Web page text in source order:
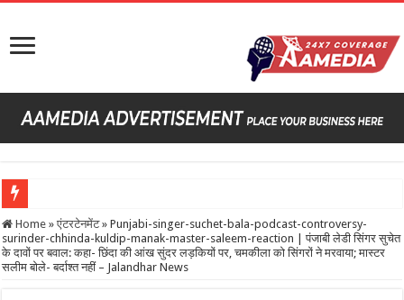
Cashfree Payments Startup Support & Nepal PM Meet
New Vehicle Fuel Norms 2027
Home » एंटरटेनमेंट » Punjabi-singer-suchet-bala-podcast-controversy-
surinder-chhinda-kuldip-manak-master-saleem-reaction | पंजाबी लेडी सिंगर सुचेत
के दावों पर बवाल: कहा- छिंदा की आंख सुंदर लड़कियों पर, चमकीला को सिंगरों ने मरवाया; मास्टर
सलीम बोले- बर्दाश्त नहीं – Jalandhar News